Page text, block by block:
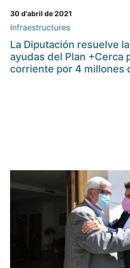
30 d'abril de 2021
Infraestructures
La Diputación resuelve
ayudas del Plan +Cerca
corriente por 4 millones